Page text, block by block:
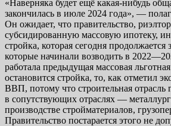
«Наверняка будет ещё какая-нибудь
закончилась в июле 2024 года», —
Он ожидает, что правительство,
субсидированную массовую ипотеку,
стройка, которая сегодня продолжается
которые начинали возводить в
работала предыдущая массовая
остановится стройка, то, как отметил
ВВП, потому что строительная отрасль
в сопутствующих отраслях —
производстве стройматериалов,
Правительство постарается этого не